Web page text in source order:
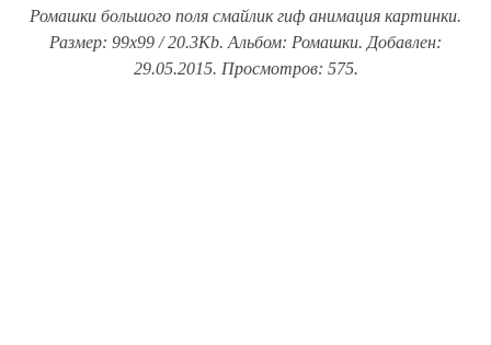
Ромашки большого поля смайлик гиф анимация картинки.
Размер: 99x99 / 20.3Kb. Альбом: Ромашки. Добавлен:
29.05.2015. Просмотров: 575.